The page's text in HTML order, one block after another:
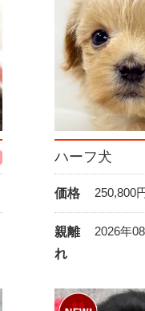
ハーフ犬
価格 250,800
親離
れ
2026年